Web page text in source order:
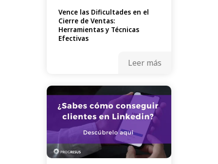
Vence las Dificultades en el
Cierre de Ventas:
Herramientas y Técnicas
Efectivas
Leer más